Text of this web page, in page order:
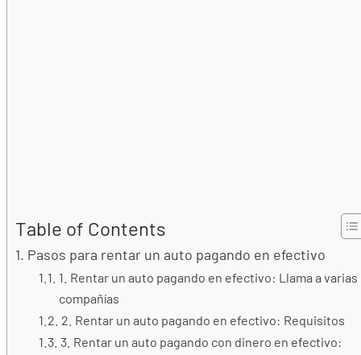
Table of Contents
Pasos para rentar un auto pagando en efectivo
1. Rentar un auto pagando en efectivo: Llama a varias
compañías
2. Rentar un auto pagando en efectivo: Requisitos
3. Rentar un auto pagando con dinero en efectivo: